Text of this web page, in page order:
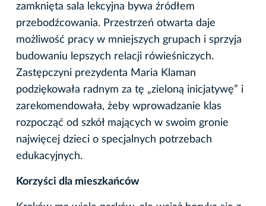
zamknięta sala lekcyjna bywa źródłem
przebodźcowania. Przestrzeń otwarta daje
możliwość pracy w mniejszych grupach i sprzyja
budowaniu lepszych relacji rówieśniczych.
Zastępczyni prezydenta Maria Klaman
podziękowała radnym za tę „zieloną inicjatywę” i
zarekomendowała, żeby wprowadzanie klas
rozpocząć od szkół mających w swoim gronie
najwięcej dzieci o specjalnych potrzebach
edukacyjnych.
Korzyści dla mieszkańców